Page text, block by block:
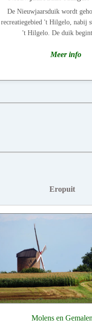
De Nieuwjaarsduik wordt
recreatiegebied 't Hilgelo, nabij
't Hilgelo. De duik
Meer info
Eropuit
Molens en Gemalen